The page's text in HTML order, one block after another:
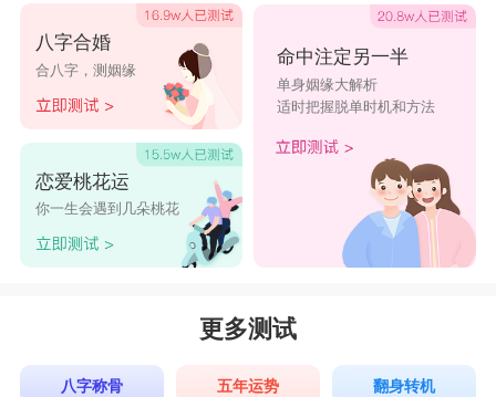
八字合婚
合八字，测姻缘
恋爱桃花运
你一生会遇到几朵桃花
命中注定另一半
单身姻缘大解析
适时把握脱单时机和方法
更多测试
八字称骨 五年运势 翻身转机